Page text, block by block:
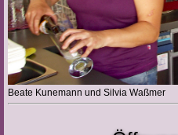
Beate Kunemann und Silvia Waßmer